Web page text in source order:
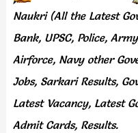
Naukri (All the Latest
Bank, UPSC, Police,
Airforce, Navy other
Jobs, Sarkari Results,
Latest Vacancy, Latest
Admit Cards, Results.